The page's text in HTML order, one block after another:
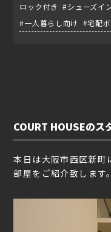
ロック付き #シューズイ
#一人暮らし向け #宅配ボ
COURT HOUSEのス
本日は大阪市西区新
部屋をご紹介致します。